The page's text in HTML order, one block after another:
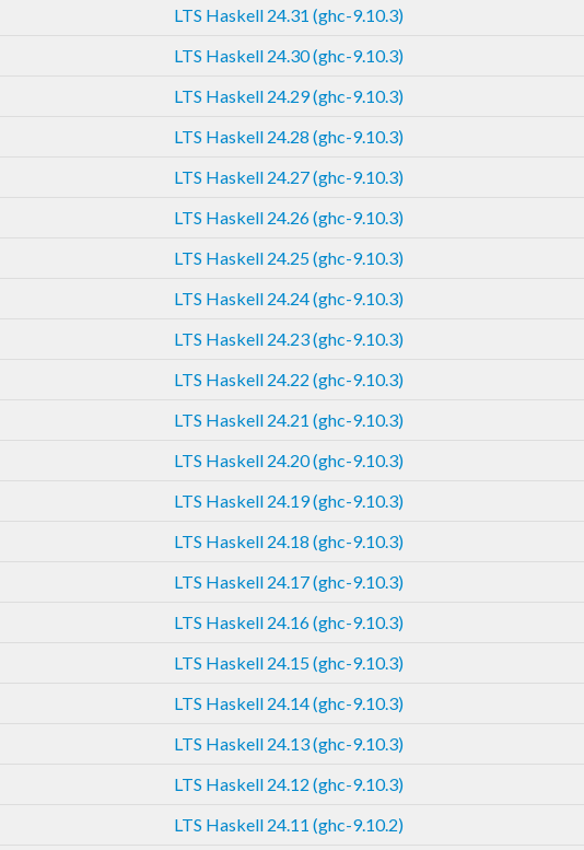
LTS Haskell 24.31 (ghc-9.10.3)
LTS Haskell 24.30 (ghc-9.10.3)
LTS Haskell 24.29 (ghc-9.10.3)
LTS Haskell 24.28 (ghc-9.10.3)
LTS Haskell 24.27 (ghc-9.10.3)
LTS Haskell 24.26 (ghc-9.10.3)
LTS Haskell 24.25 (ghc-9.10.3)
LTS Haskell 24.24 (ghc-9.10.3)
LTS Haskell 24.23 (ghc-9.10.3)
LTS Haskell 24.22 (ghc-9.10.3)
LTS Haskell 24.21 (ghc-9.10.3)
LTS Haskell 24.20 (ghc-9.10.3)
LTS Haskell 24.19 (ghc-9.10.3)
LTS Haskell 24.18 (ghc-9.10.3)
LTS Haskell 24.17 (ghc-9.10.3)
LTS Haskell 24.16 (ghc-9.10.3)
LTS Haskell 24.15 (ghc-9.10.3)
LTS Haskell 24.14 (ghc-9.10.3)
LTS Haskell 24.13 (ghc-9.10.3)
LTS Haskell 24.12 (ghc-9.10.3)
LTS Haskell 24.11 (ghc-9.10.2)